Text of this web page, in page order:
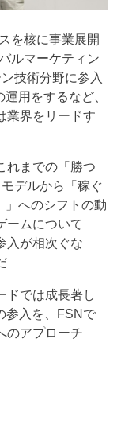
を核に事業展開
ルマーケティン
技術分野に参入
用をするなど、
業界をリードす
れまでの「勝つ
デルから「稼ぐ
」へのシフトの動
ームについて
入が相次ぐな
ドでは成長著し
参入を、FSNで
のアプローチ